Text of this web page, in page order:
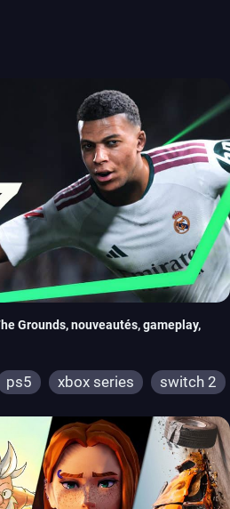
Grounds, nouveautés, gameplay,
ps5 xbox series switch 2